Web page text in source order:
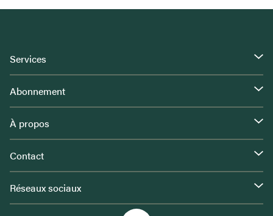
Services
Abonnement
À propos
Contact
Réseaux sociaux